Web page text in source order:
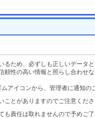
ため、必ずしも正しいデータ
性の高い情報と照らし合わせ
アイコンから、管理者に通知の
とがありますのでご注意くださ
も責任は取れませんので予めご